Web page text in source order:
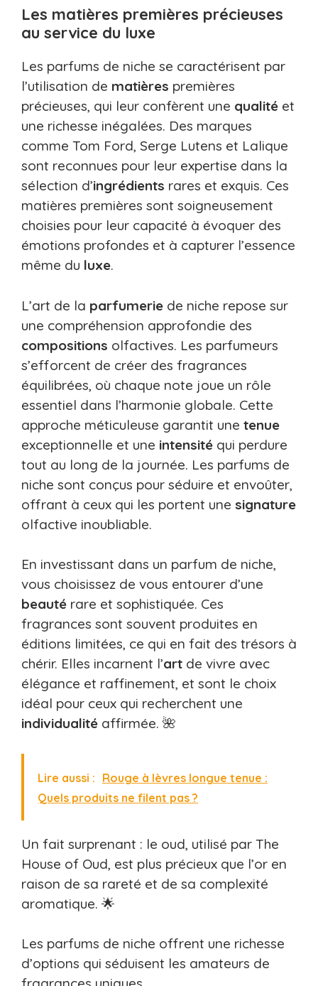
Les matières premières précieuses
au service du luxe
Les parfums de niche se caractérisent par
l’utilisation de matières premières
précieuses, qui leur confèrent une qualité et
une richesse inégalées. Des marques
comme Tom Ford, Serge Lutens et Lalique
sont reconnues pour leur expertise dans la
sélection d’ingrédients rares et exquis. Ces
matières premières sont soigneusement
choisies pour leur capacité à évoquer des
émotions profondes et à capturer l’essence
même du luxe.
L’art de la parfumerie de niche repose sur
une compréhension approfondie des
compositions olfactives. Les parfumeurs
s’efforcent de créer des fragrances
équilibrées, où chaque note joue un rôle
essentiel dans l’harmonie globale. Cette
approche méticuleuse garantit une tenue
exceptionnelle et une intensité qui perdure
tout au long de la journée. Les parfums de
niche sont conçus pour séduire et envoûter,
offrant à ceux qui les portent une signature
olfactive inoubliable.
En investissant dans un parfum de niche,
vous choisissez de vous entourer d’une
beauté rare et sophistiquée. Ces
fragrances sont souvent produites en
éditions limitées, ce qui en fait des trésors à
chérir. Elles incarnent l’art de vivre avec
élégance et raffinement, et sont le choix
idéal pour ceux qui recherchent une
individualité affirmée. 🌺
Lire aussi : Rouge à lèvres longue tenue :
Quels produits ne filent pas ?
Un fait surprenant : le oud, utilisé par The
House of Oud, est plus précieux que l’or en
raison de sa rareté et de sa complexité
aromatique. 🌟
Les parfums de niche offrent une richesse
d’options qui séduisent les amateurs de